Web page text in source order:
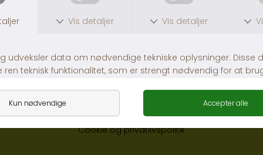
Butikkerne
Om os
Fragt og levering
Cookie og privatlivspolitik